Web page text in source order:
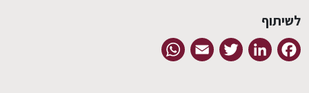
לשיתוף
Facebook
LinkedIn
Twitter
Email